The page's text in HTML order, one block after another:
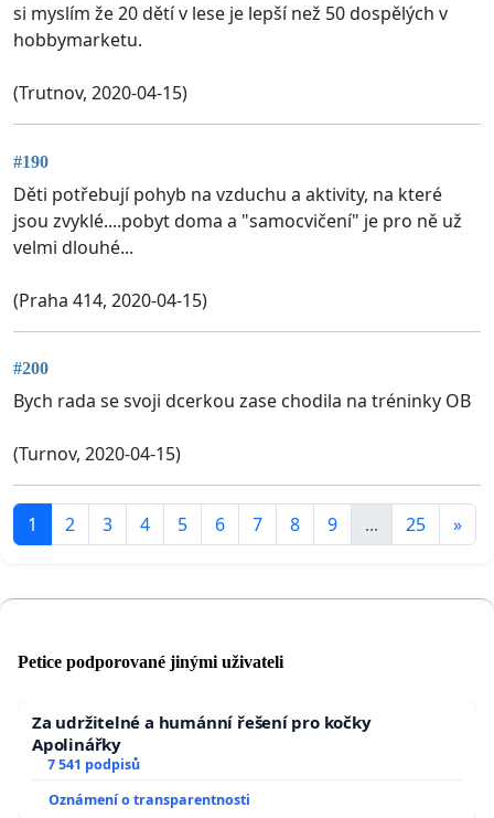
si myslím že 20 dětí v lese je lepší než 50 dospělých v
hobbymarketu.
(Trutnov, 2020-04-15)
#190
Děti potřebují pohyb na vzduchu a aktivity, na které
jsou zvyklé....pobyt doma a "samocvičení" je pro ně už
velmi dlouhé...
(Praha 414, 2020-04-15)
#200
Bych rada se svoji dcerkou zase chodila na tréninky OB
(Turnov, 2020-04-15)
1 2 3 4 5 6 7 8 9 ... 25 »
Petice podporované jinými uživateli
Za udržitelné a humánní řešení pro kočky
Apolinářky
7 541 podpisů
Oznámení o transparentnosti